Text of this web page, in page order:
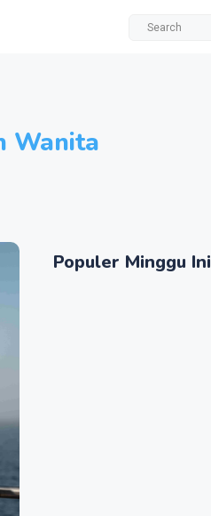
Wanita
Populer Minggu Ini